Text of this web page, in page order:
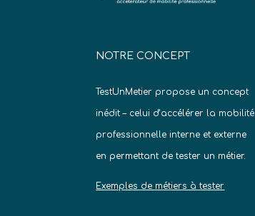
NOTRE CONCEPT
TestUnMetier propose un concept
inédit – celui d’accélérer la mobilité
professionnelle interne et externe
en permettant de tester un métier.
Exemples de métiers à tester